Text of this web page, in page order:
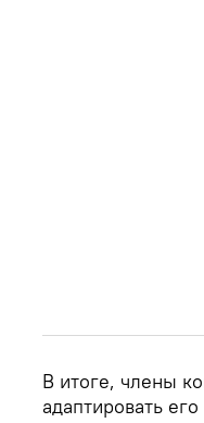
В итоге, члены
адаптировать